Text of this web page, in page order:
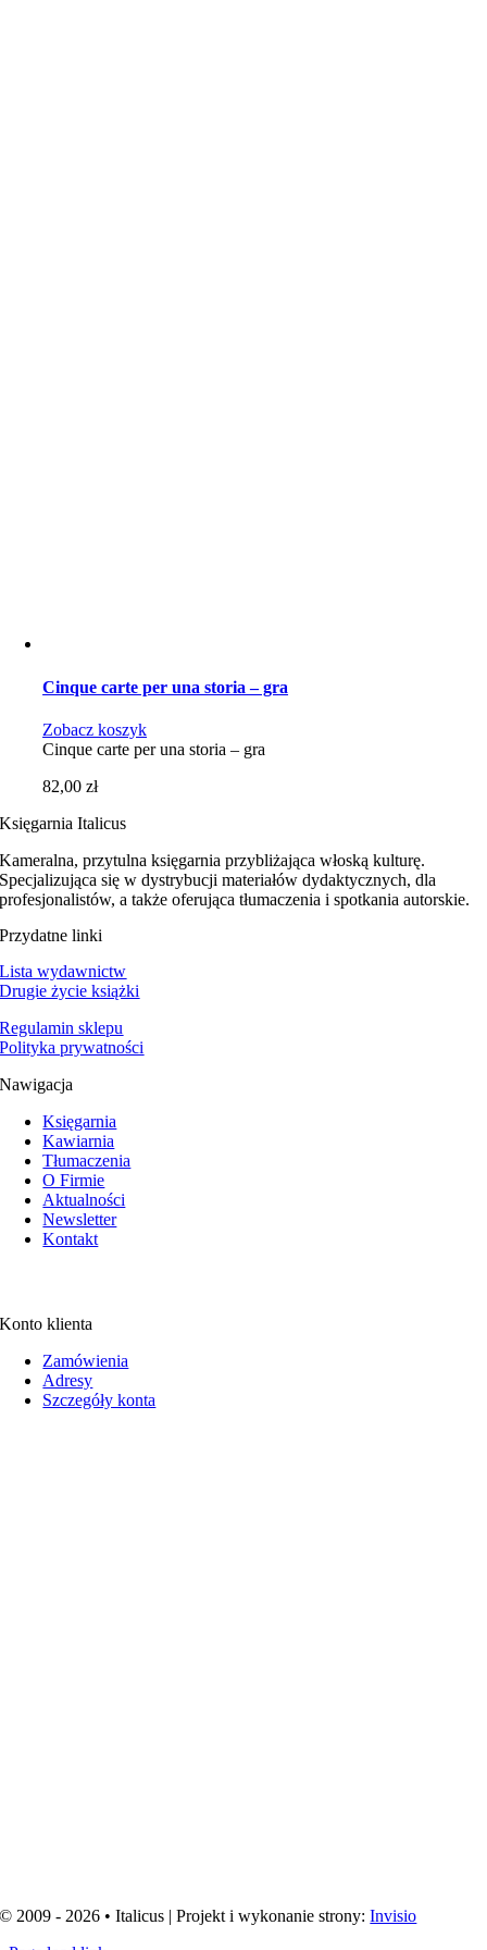
Cinque carte per una storia – gra
Zobacz koszyk
Cinque carte per una storia – gra
82,00zł
Księgarnia Italicus
Kameralna, przytulna księgarnia przybliżająca włoską kulturę.
Specjalizująca się w dystrybucji materiałów dydaktycznych, dla
profesjonalistów, a także oferująca tłumaczenia i spotkania autorskie.
Przydatne linki
Lista wydawnictw
Drugie życie książki
Regulamin sklepu
Polityka prywatności
Nawigacja
Księgarnia
Kawiarnia
Tłumaczenia
O Firmie
Aktualności
Newsletter
Kontakt
Konto klienta
Zamówienia
Adresy
Szczegóły konta
© 2009 - 2026 • Italicus | Projekt i wykonanie strony:Invisio